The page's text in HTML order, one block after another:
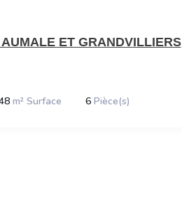
ET GRANDVILLIERS
m² Surface 6 Pièce(s)